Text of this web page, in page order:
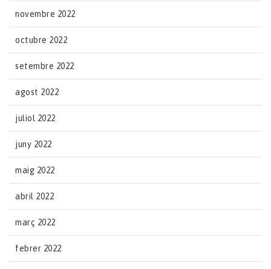
novembre 2022
octubre 2022
setembre 2022
agost 2022
juliol 2022
juny 2022
maig 2022
abril 2022
març 2022
febrer 2022